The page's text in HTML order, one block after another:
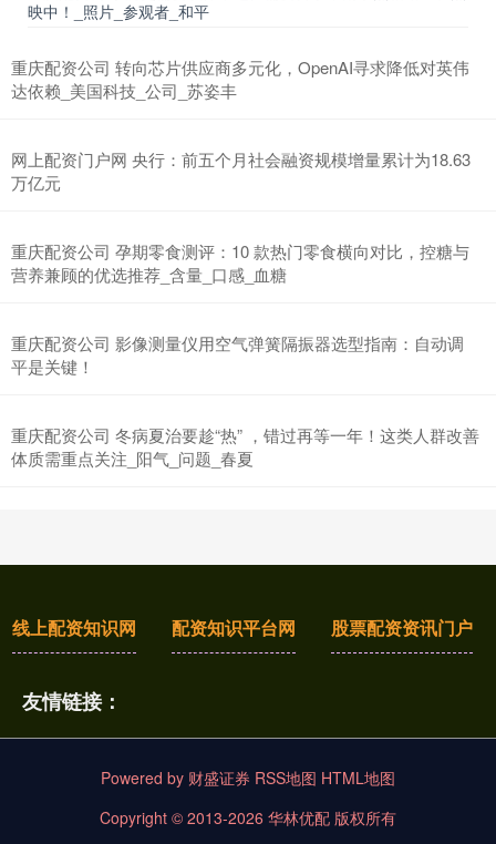
映中！_照片_参观者_和平
重庆配资公司 转向芯片供应商多元化，OpenAI寻求降低对英伟
达依赖_美国科技_公司_苏姿丰
网上配资门户网 央行：前五个月社会融资规模增量累计为18.63
万亿元
重庆配资公司 孕期零食测评：10 款热门零食横向对比，控糖与
营养兼顾的优选推荐_含量_口感_血糖
重庆配资公司 影像测量仪用空气弹簧隔振器选型指南：自动调
平是关键！
重庆配资公司 冬病夏治要趁“热” ，错过再等一年！这类人群改善
体质需重点关注_阳气_问题_春夏
线上配资知识网 配资知识平台网 股票配资资讯门户
友情链接：
Powered by 财盛证券 RSS地图 HTML地图
Copyright © 2013-2026 华林优配 版权所有